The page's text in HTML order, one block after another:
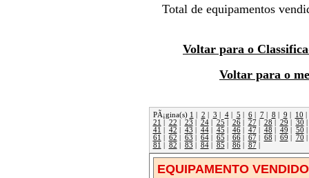
Total de equipamentos
Voltar para o
Voltar para o
PÃ¡gina(s) 1 2 3 4| 5 6| 7| 8 9 10
21
22 23 24| 25 26| 27| 28 29 30
41
42 43 44| 45 46| 47| 48 49 50
61
62 63 64| 65 66| 67| 68 69 70
81
82 83 84| 85 86| 87|
EQUIPAMENTO